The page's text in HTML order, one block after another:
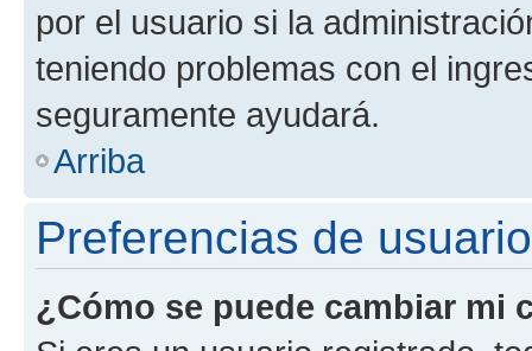
por el usuario si la
teniendo problemas con el
seguramente ayudará.
Arriba
Preferencias de
¿Cómo se puede cambiar mi